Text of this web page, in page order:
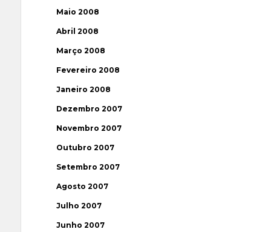
Maio 2008
Abril 2008
Março 2008
Fevereiro 2008
Janeiro 2008
Dezembro 2007
Novembro 2007
Outubro 2007
Setembro 2007
Agosto 2007
Julho 2007
Junho 2007